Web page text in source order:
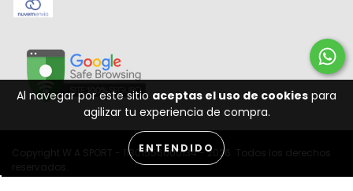
Al navegar por este sitio aceptas el uso de cookies para
agilizar tu experiencia de compra.
ENTENDIDO
Copyright W A SPORT - 11301556000134 - 2026. Todos los derechos
reservados.